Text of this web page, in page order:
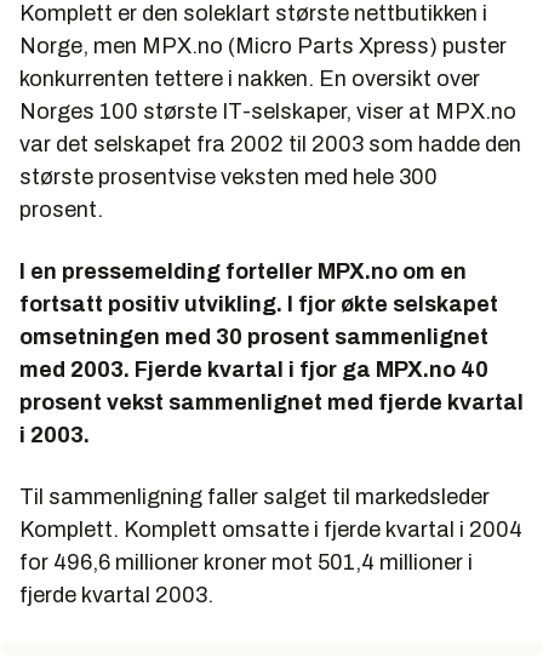
Komplett er den soleklart største nettbutikken i
Norge, men MPX.no (Micro Parts Xpress) puster
konkurrenten tettere i nakken. En oversikt over
Norges 100 største IT-selskaper, viser at MPX.no
var det selskapet fra 2002 til 2003 som hadde den
største prosentvise veksten med hele 300
prosent.
I en pressemelding forteller MPX.no om en
fortsatt positiv utvikling. I fjor økte selskapet
omsetningen med 30 prosent sammenlignet
med 2003. Fjerde kvartal i fjor ga MPX.no 40
prosent vekst sammenlignet med fjerde kvartal
i 2003.
Til sammenligning faller salget til markedsleder
Komplett. Komplett omsatte i fjerde kvartal i 2004
for 496,6 millioner kroner mot 501,4 millioner i
fjerde kvartal 2003.